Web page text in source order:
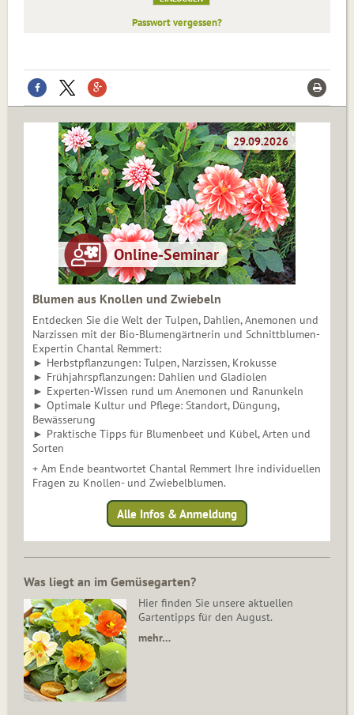
Passwort vergessen?
Blumen aus Knollen und Zwiebeln
Entdecken Sie die Welt der Tulpen, Dahlien, Anemonen und
Narzissen mit der Bio-Blumengärtnerin und Schnittblumen-
Expertin Chantal Remmert:
► Herbstpflanzungen: Tulpen, Narzissen, Krokusse
► Frühjahrspflanzungen: Dahlien und Gladiolen
► Experten-Wissen rund um Anemonen und Ranunkeln
► Optimale Kultur und Pflege: Standort, Düngung,
Bewässerung
► Praktische Tipps für Blumenbeet und Kübel, Arten und
Sorten
+ Am Ende beantwortet Chantal Remmert Ihre individuellen
Fragen zu Knollen- und Zwiebelblumen.
Alle Infos & Anmeldung
Was liegt an im Gemüsegarten?
Hier finden Sie unsere aktuellen
Gartentipps für den August.
mehr…